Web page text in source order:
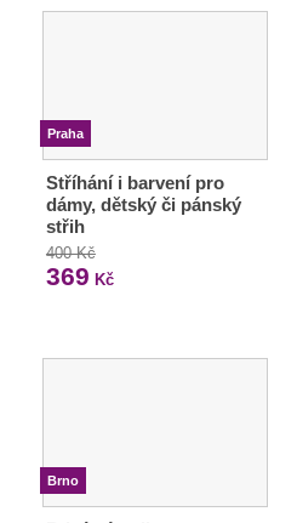
Praha
Stříhání i barvení pro
dámy, dětský či pánský
střih
400 Kč
369 Kč
Brno